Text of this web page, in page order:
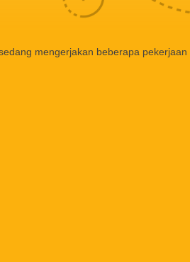
mengerjakan beberapa